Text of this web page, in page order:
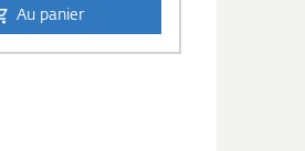
Au panier